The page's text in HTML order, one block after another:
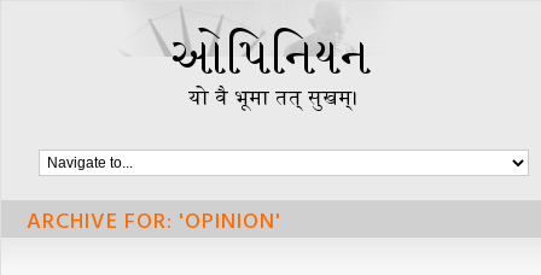
ARCHIVE FOR: 'OPINION'